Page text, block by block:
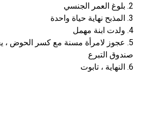
2. بلوغ العمر الجنسي
3. المذبح نهاية حياة واحدة
4. ولدت ابنة مهمل
5. عجوز لامرأة مسنة مع كسر
صندوق التبرع
6. النهاية ، تابوت